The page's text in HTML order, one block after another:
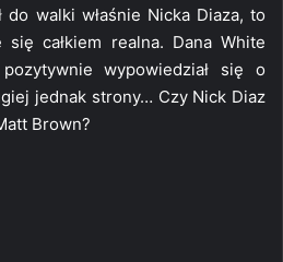
do walki właśnie Nicka Diaza, to
całkiem realna. Dana White
wypowiedział się o
jednak strony… Czy Nick Diaz
Brown?